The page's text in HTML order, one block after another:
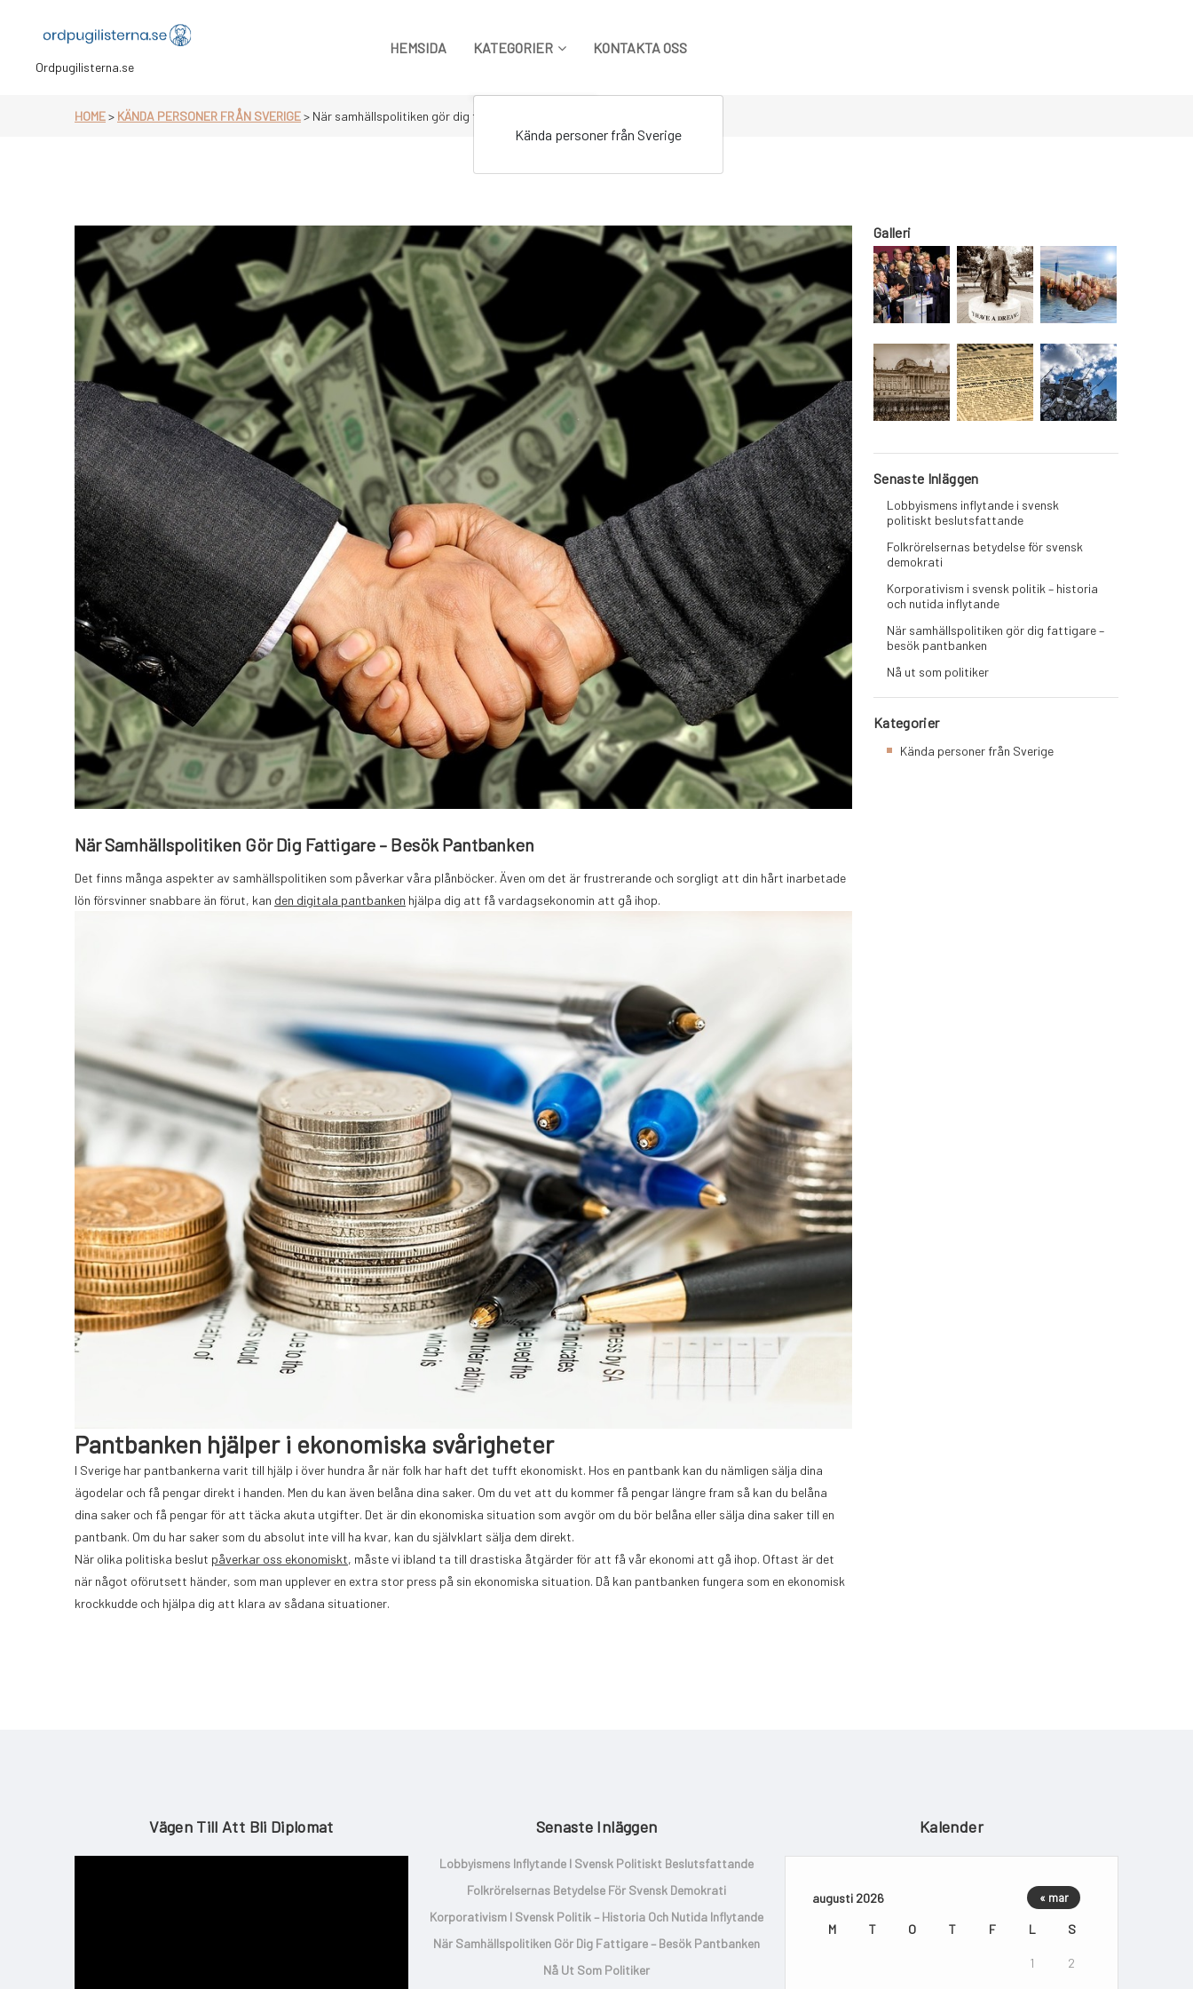
Ordpugilisterna.se
HEMSIDA KATEGORIER
Kända personer från Sverige
KONTAKTA OSS
HOME> KÄNDA PERSONER FRÅN SVERIGE> När samhällspolitiken gör dig fattigare – besök pantbanken
När Samhällspolitiken Gör Dig Fattigare – Besök Pantbanken
Det finns många aspekter av samhällspolitiken som påverkar våra plånböcker. Även om det är frustrerande och sorgligt att din hårt inarbetade
lön försvinner snabbare än förut, kan den digitala pantbanken hjälpa dig att få vardagsekonomin att gå ihop.
Pantbanken hjälper i ekonomiska svårigheter
I Sverige har pantbankerna varit till hjälp i över hundra år när folk har haft det tufft ekonomiskt. Hos en pantbank kan du nämligen sälja dina
ägodelar och få pengar direkt i handen. Men du kan även belåna dina saker. Om du vet att du kommer få pengar längre fram så kan du belåna
dina saker och få pengar för att täcka akuta utgifter. Det är din ekonomiska situation som avgör om du bör belåna eller sälja dina saker till en
pantbank. Om du har saker som du absolut inte vill ha kvar, kan du självklart sälja dem direkt.
När olika politiska beslut påverkar oss ekonomiskt, måste vi ibland ta till drastiska åtgärder för att få vår ekonomi att gå ihop. Oftast är det
när något oförutsett händer, som man upplever en extra stor press på sin ekonomiska situation. Då kan pantbanken fungera som en ekonomisk
krockkudde och hjälpa dig att klara av sådana situationer.
Galleri
Senaste Inläggen
Lobbyismens inflytande i svensk
politiskt beslutsfattande
Folkrörelsernas betydelse för svensk
demokrati
Korporativism i svensk politik – historia
och nutida inflytande
När samhällspolitiken gör dig fattigare –
besök pantbanken
Nå ut som politiker
Kategorier
Kända personer från Sverige
Vägen Till Att Bli Diplomat Senaste Inläggen
Lobbyismens Inflytande I Svensk Politiskt Beslutsfattande
Folkrörelsernas Betydelse För Svensk Demokrati
Korporativism I Svensk Politik – Historia Och Nutida Inflytande
När Samhällspolitiken Gör Dig Fattigare – Besök Pantbanken
Nå Ut Som Politiker
Kalender
augusti 2026
M T O T F L S
1 2
« mar